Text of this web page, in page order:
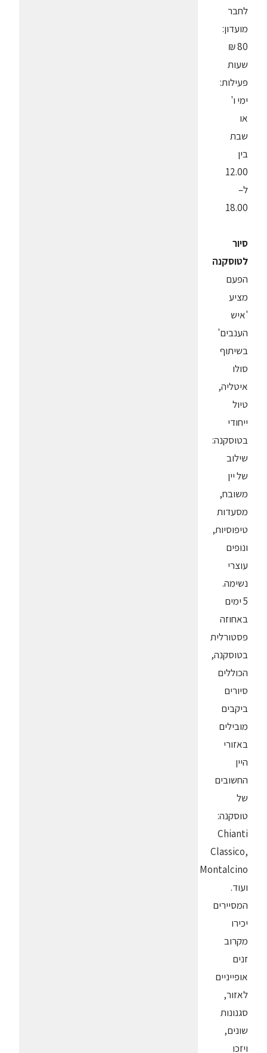
לחבר
מועדון:
80 ₪
שעות
פעילות:
ימי ו'
או
שבת
בין
12.00
ל–
18.00
סיור
לטוסקנה
הפעם
מציע
'איש
הענבים'
בשיתוף
סולו
איטליה,
טיול
ייחודי
בטוסקנה:
שילוב
של יין
משובח,
מסעדות
טיפוסיות,
ונופים
עוצרי
נשימה.
5 ימים
באחוזה
פסטורלית
בטוסקנה,
הכוללים
סיורים
ביקבים
מובילים
באזורי
היין
החשובים
של
טוסקנה:
Chianti
Classico,
Montalcino
ועוד.
המסיירים
יכירו
מקרוב
זנים
אופייניים
לאזור,
סגנונות
שונים,
ויזכו